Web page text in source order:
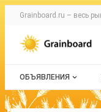
Раздел
Grainboard.ru – весь
Авторизация и
Навигация по
ОБЪЯВЛЕНИЯ
Все объявления